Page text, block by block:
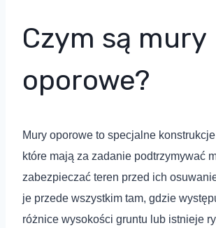
Czym są mury
oporowe?
Mury oporowe to specjalne
które mają za zadanie podtrzymywać
zabezpieczać teren przed ich
je przede wszystkim tam, gdzie
różnice wysokości gruntu lub istnieje